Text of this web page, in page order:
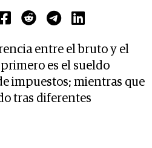
entre el bruto y el
es el sueldo
impuestos; mientras que
tras diferentes